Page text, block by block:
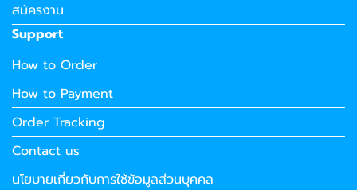
สมัครงาน
Support
How to Order
How to Payment
Order Tracking
Contact us
นโยบายเกี่ยวกับการใช้ข้อมูลส่วนบุคคล